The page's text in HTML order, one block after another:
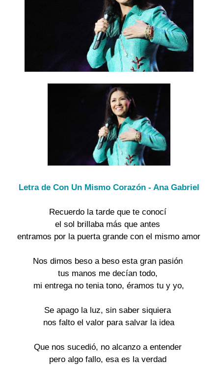
Letra de Con Un Mismo Corazón - Ana Gabriel
Recuerdo la tarde que te conocí
el sol brillaba más que antes
entramos por la puerta grande con el mismo amor
Nos dimos beso a beso esta gran pasión
tus manos me decían todo,
mi entrega no tenia tono, éramos tu y yo,
Se apago la luz, sin saber siquiera
nos falto el valor para salvar la idea
Que nos sucedió, no alcanzo a entender
pero algo fallo, esa es la verdad